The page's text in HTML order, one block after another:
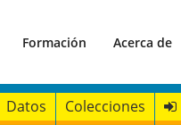
Formación Acerca de
Datos Colecciones